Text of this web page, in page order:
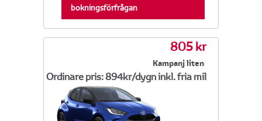
bokningsförfrågan
805 kr
Kampanj liten
Ordinare pris: 894kr/dygn inkl. fria mil